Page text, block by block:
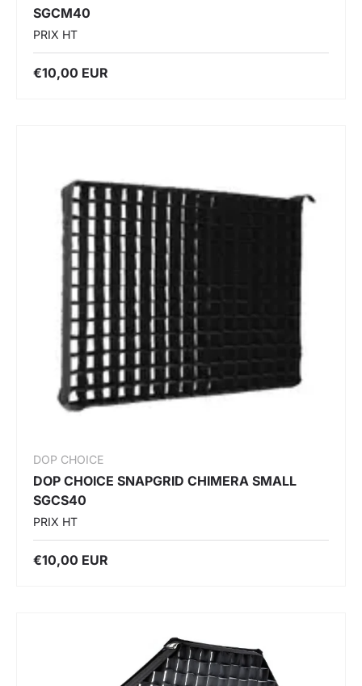
SGCM40
PRIX HT
€10,00 EUR
DOP CHOICE
DOP CHOICE SNAPGRID CHIMERA SMALL
SGCS40
PRIX HT
€10,00 EUR